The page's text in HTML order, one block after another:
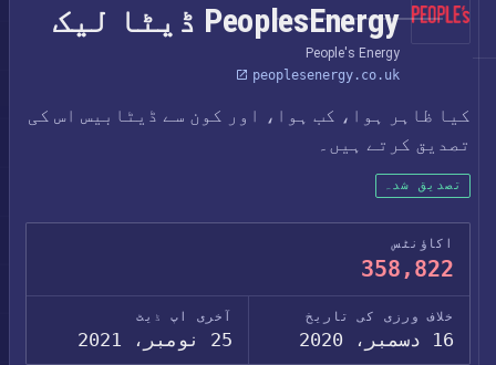
PeoplesEnergy ڈیٹا لیک
People's Energy
peoplesenergy.co.uk
کیا ظاہر ہوا، کب ہوا، اور کون سے ڈیٹابیس اس کی
تصدیق کرتے ہیں۔
تصدیق شدہ
اکاؤنٹس
358,822
خلاف ورزی کی تاریخ
16 دسمبر، 2020
آخری اپ ڈیٹ
25 نومبر، 2021